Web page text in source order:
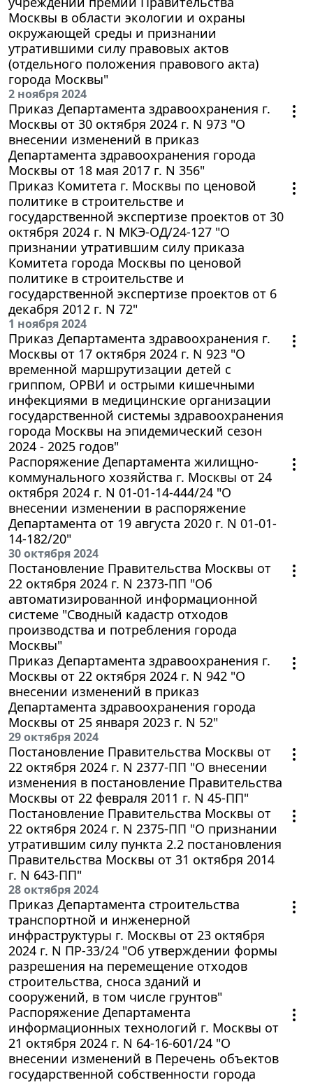
Москвы в области экологии и охраны
окружающей среды и признании
утратившими силу правовых актов
(отдельного положения правового акта)
города Москвы"
2 ноября 2024
Приказ Департамента здравоохранения г.
Москвы от 30 октября 2024 г. N 973 "О
внесении изменений в приказ
Департамента здравоохранения города
Москвы от 18 мая 2017 г. N 356"
Приказ Комитета г. Москвы по ценовой
политике в строительстве и
государственной экспертизе проектов от 30
октября 2024 г. N МКЭ-ОД/24-127 "О
признании утратившим силу приказа
Комитета города Москвы по ценовой
политике в строительстве и
государственной экспертизе проектов от 6
декабря 2012 г. N 72"
1 ноября 2024
Приказ Департамента здравоохранения г.
Москвы от 17 октября 2024 г. N 923 "О
временной маршрутизации детей с
гриппом, ОРВИ и острыми кишечными
инфекциями в медицинские организации
государственной системы здравоохранения
города Москвы на эпидемический сезон
2024 - 2025 годов"
Распоряжение Департамента жилищно-
коммунального хозяйства г. Москвы от 24
октября 2024 г. N 01-01-14-444/24 "О
внесении изменении в распоряжение
Департамента от 19 августа 2020 г. N 01-01-
14-182/20"
30 октября 2024
Постановление Правительства Москвы от
22 октября 2024 г. N 2373-ПП "Об
автоматизированной информационной
системе "Сводный кадастр отходов
производства и потребления города
Москвы"
Приказ Департамента здравоохранения г.
Москвы от 22 октября 2024 г. N 942 "О
внесении изменений в приказ
Департамента здравоохранения города
Москвы от 25 января 2023 г. N 52"
29 октября 2024
Постановление Правительства Москвы от
22 октября 2024 г. N 2377-ПП "О внесении
изменения в постановление Правительства
Москвы от 22 февраля 2011 г. N 45-ПП"
Постановление Правительства Москвы от
22 октября 2024 г. N 2375-ПП "О признании
утратившим силу пункта 2.2 постановления
Правительства Москвы от 31 октября 2014
г. N 643-ПП"
28 октября 2024
Приказ Департамента строительства
транспортной и инженерной
инфраструктуры г. Москвы от 23 октября
2024 г. N ПР-33/24 "Об утверждении формы
разрешения на перемещение отходов
строительства, сноса зданий и
сооружений, в том числе грунтов"
Распоряжение Департамента
информационных технологий г. Москвы от
21 октября 2024 г. N 64-16-601/24 "О
внесении изменений в Перечень объектов
государственной собственности города